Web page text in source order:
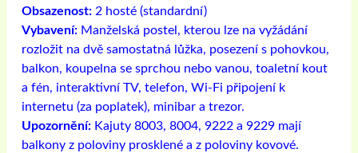
Obsazenost: 2 hosté (standardní)
Vybavení: Manželská postel, kterou lze na vyžádání
rozložit na dvě samostatná lůžka, posezení s pohovkou,
balkon, koupelna se sprchou nebo vanou, toaletní kout
a fén, interaktivní TV, telefon, Wi-Fi připojení k
internetu (za poplatek), minibar a trezor.
Upozornění: Kajuty 8003, 8004, 9222 a 9229 mají
balkony z poloviny prosklené a z poloviny kovové.